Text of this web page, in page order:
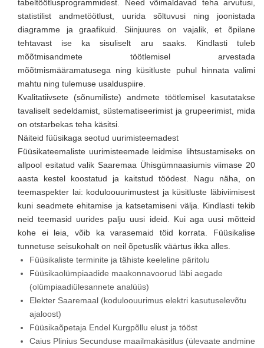
tabeltöötlusprogrammidest. Need võimaldavad teha arvutusi,
statistilist andmetöötlust, uurida sõltuvusi ning joonistada
diagramme ja graafikuid. Siinjuures on vajalik, et õpilane
tehtavast ise ka sisuliselt aru saaks. Kindlasti tuleb
mõõtmisandmete töötlemisel arvestada
mõõtmismääramatusega ning küsitluste puhul hinnata valimi
mahtu ning tulemuse usalduspiire.
Kvalitatiivsete (sõnumiliste) andmete töötlemisel kasutatakse
tavaliselt sedeldamist, süstematiseerimist ja grupeerimist, mida
on otstarbekas teha käsitsi.
Näiteid füüsikaga seotud uurimisteemadest
Füüsikateemaliste uurimisteemade leidmise lihtsustamiseks on
allpool esitatud valik Saaremaa Ühisgümnaasiumis viimase 20
aasta kestel koostatud ja kaitstud töödest. Nagu näha, on
teemaspekter lai: koduloouurimustest ja küsitluste läbiviimisest
kuni seadmete ehitamise ja katsetamiseni välja. Kindlasti tekib
neid teemasid uurides palju uusi ideid. Kui aga uusi mõtteid
kohe ei leia, võib ka varasemaid töid korrata. Füüsikalise
tunnetuse seisukohalt on neil õpetuslik väärtus ikka alles.
Füüsikaliste terminite ja tähiste keeleline päritolu
Füüsikaolümpiaadide maakonnavoorud läbi aegade
(olümpiaadiülesannete analüüs)
Elekter Saaremaal (koduloouurimus elektri kasutuselevõtu
ajaloost)
Füüsikaõpetaja Endel Kurgpõllu elust ja tööst
Caius Plinius Secunduse maailmakäsitlus (ülevaate andmine